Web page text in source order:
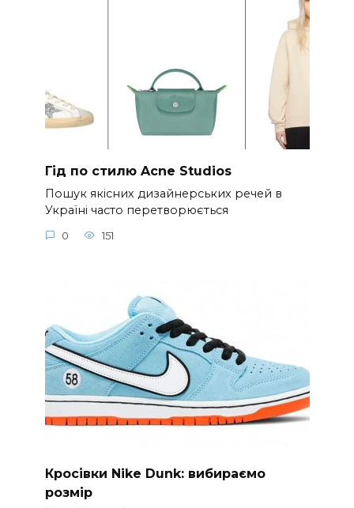
Гід по стилю Acne Studios
Пошук якісних дизайнерських речей в
Україні часто перетворюється
0 151
Кросівки Nike Dunk: вибираємо
розмір